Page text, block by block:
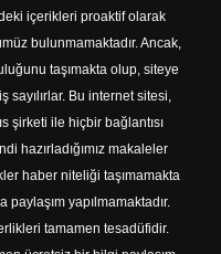
içerikleri proaktif olarak
bulunmamaktadır. Ancak,
taşımakta olup, siteye
Bu internet sitesi,
şirketi ile hiçbir bağlantısı
hazırladığımız makaleler
haber niteliği taşımamakta
yapılmamaktadır.
tamamen tesadüfidir.